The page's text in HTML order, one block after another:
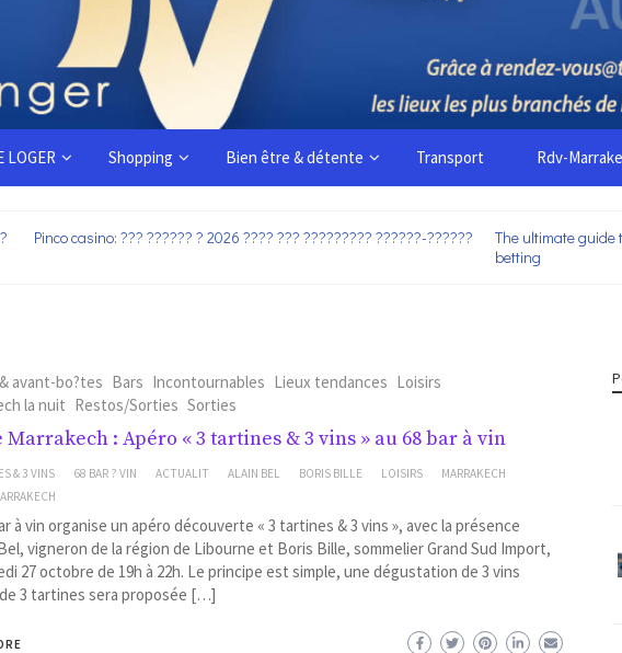
LOGER Shopping Bien être & détente Transport Rdv-
Pinco casino: ??? ?????? ? 2026 ???? ??? ????????? ??????-??????
The ultimate guide
betting
avant-bo?tes Bars Incontournables Lieux tendances Loisirs
la nuit Restos/Sorties Sorties
Marrakech : Apéro « 3 tartines & 3 vins » au 68 bar à vin
& 3 VINS 68 BAR ? VIN ACTUALIT ALAIN BEL BORIS BILLE LOISIRS
MARRAKECH
à vin organise un apéro découverte « 3 tartines & 3 vins », avec la présence
vigneron de la région de Libourne et Boris Bille, sommelier Grand Sud Import,
27 octobre de 19h à 22h. Le principe est simple, une dégustation de 3 vins
3 tartines sera proposée […]